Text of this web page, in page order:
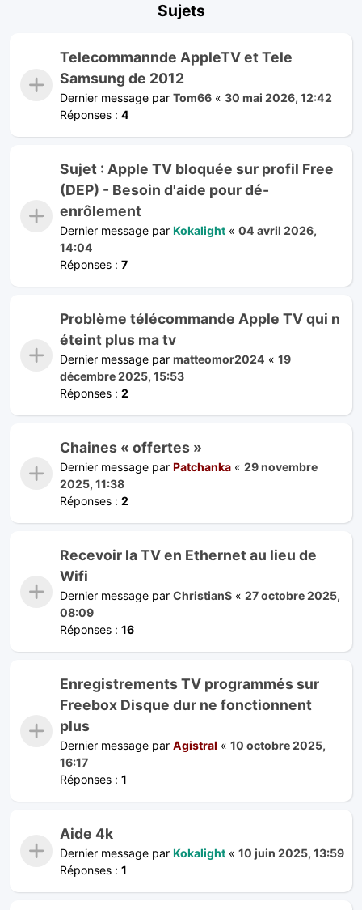
Sujets
Telecommannde AppleTV et Tele
Samsung de 2012
Dernier message par Tom66 « 30 mai 2026, 12:42
Réponses : 4
Sujet : Apple TV bloquée sur profil Free
(DEP) - Besoin d'aide pour dé-
enrôlement
Dernier message par Kokalight « 04 avril 2026,
14:04
Réponses : 7
Problème télécommande Apple TV qui n
éteint plus ma tv
Dernier message par matteomor2024 « 19
décembre 2025, 15:53
Réponses : 2
Chaines « offertes »
Dernier message par Patchanka « 29 novembre
2025, 11:38
Réponses : 2
Recevoir la TV en Ethernet au lieu de
Wifi
Dernier message par ChristianS « 27 octobre 2025,
08:09
Réponses : 16
Enregistrements TV programmés sur
Freebox Disque dur ne fonctionnent
plus
Dernier message par Agistral « 10 octobre 2025,
16:17
Réponses : 1
Aide 4k
Dernier message par Kokalight « 10 juin 2025, 13:59
Réponses : 1